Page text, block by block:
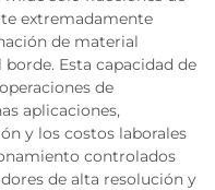
extremadamente
de material
Esta capacidad de
de
aplicaciones,
y los costos laborales
controlados
de alta resolución y